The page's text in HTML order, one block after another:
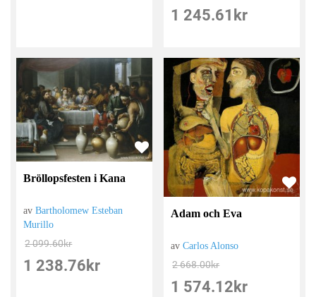
1 245.61 kr
Bröllopsfesten i Kana
avBartholomew Esteban
Murillo
2 099.60kr
1 238.76 kr
Adam och Eva
avCarlos Alonso
2 668.00kr
1 574.12 kr